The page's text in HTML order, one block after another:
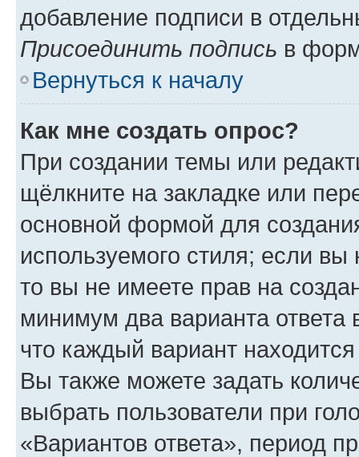
добавление подписи в
Присоединить подпись в
Вернуться к началу
Как мне создать опрос?
При создании темы или
щёлкните на закладке или
основной формой для
используемого стиля; если
то вы не имеете прав на
минимум два варианта
что каждый вариант
Вы также можете задать
выбрать пользователи при
«Вариантов ответа», период